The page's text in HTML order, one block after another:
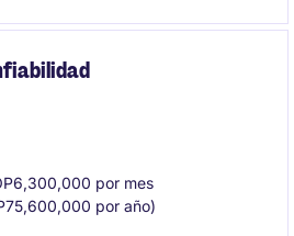
por mes
por año)